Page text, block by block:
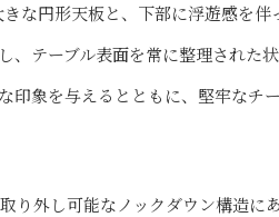
な円形天板と、下部に浮遊感を伴
、テーブル表面を常に整理された
印象を与えるとともに、堅牢なチ
り外し可能なノックダウン構造に